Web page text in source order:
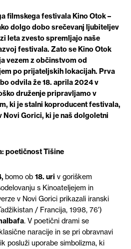
filmskega festivala Kino Otok –
dolgo dobo srečevanj ljubiteljev
leta zvesto spremljajo naše
festivala. Zato se Kino Otok
vezem z občinstvom od
po prijateljskih lokacijah. Prva
odvila že 18. aprila 2024 v
druženje pripravljamo v
ki je stalni koproducent festivala,
Novi Gorici, ki je naš dolgoletni
poetičnost Tišine
bomo ob 18. uri v goriškem
s Kinoateljejem in
v Novi Gorici prikazali iranski
/ Francija, 1998, 76′)
. V poetični drami se
naracije in se pri obravnavi
posluži uporabe simbolizma, ki